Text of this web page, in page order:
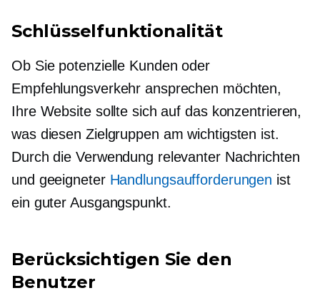
Schlüsselfunktionalität
Ob Sie potenzielle Kunden oder
Empfehlungsverkehr ansprechen möchten,
Ihre Website sollte sich auf das konzentrieren,
was diesen Zielgruppen am wichtigsten ist.
Durch die Verwendung relevanter Nachrichten
und geeigneter Handlungsaufforderungen ist
ein guter Ausgangspunkt.
Berücksichtigen Sie den
Benutzer